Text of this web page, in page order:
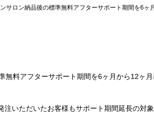
サロン納品後の標準無料アフターサポート期間を6ヶ
無料アフターサポート期間を6ヶ月から12ヶ月
いただいたお客様もサポート期間延長の対象